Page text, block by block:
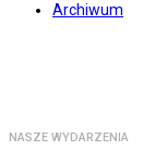
Archiwum
NASZE WYDARZENIA